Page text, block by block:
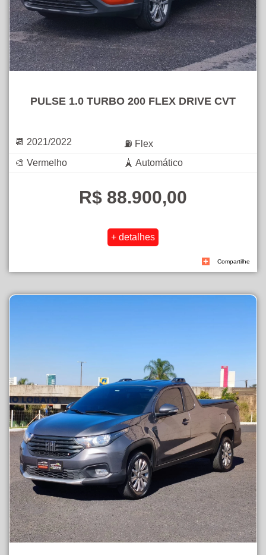
PULSE 1.0 TURBO 200 FLEX DRIVE CVT
📆 2021/2022
⛽ Flex
🎨 Vermelho
🗼 Automático
R$ 88.900,00
Compartilhe